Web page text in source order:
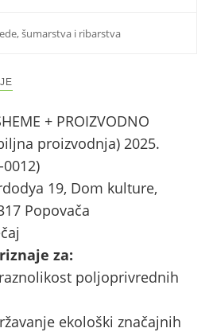
šumarstva i ribarstva
+ PROIZVODNO
proizvodnja) 2025.
19, Dom kulture,
Popovača
za:
poljoprivrednih
ekološki značajnih